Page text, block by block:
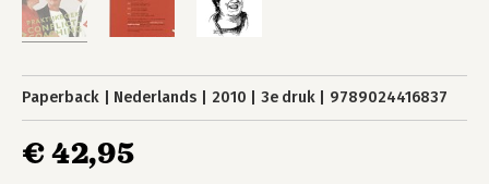
Paperback Nederlands 2010 3e druk 9789024416837
€ 42,95